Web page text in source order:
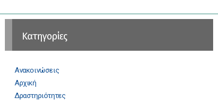
Kατηγορίες
Ανακοινώσεις
Αρχική
Δραστηριότητες